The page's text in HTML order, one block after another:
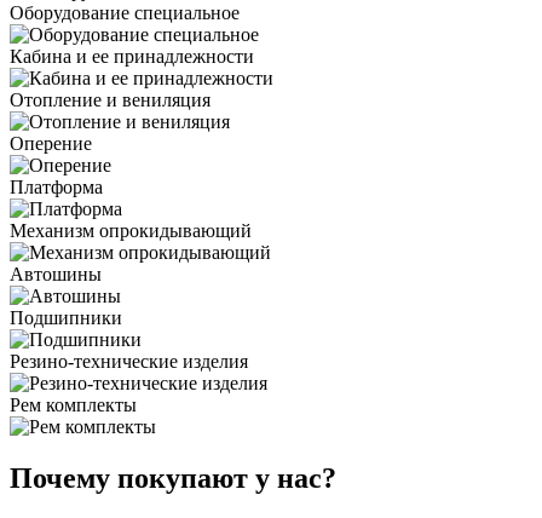
Оборудование специальное
Кабина и ее принадлежности
Отопление и вениляция
Оперение
Платформа
Механизм опрокидывающий
Автошины
Подшипники
Резино-технические изделия
Рем комплекты
Почему покупают у нас?